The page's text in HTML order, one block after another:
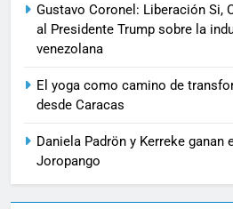
Gustavo Coronel: Liberación Si,
al Presidente Trump sobre la
venezolana
El yoga como camino de
desde Caracas
Daniela Padrön y Kerreke ganan
Joropango